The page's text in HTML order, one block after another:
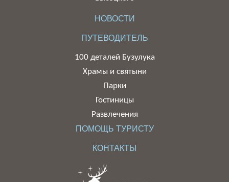
НОВОСТИ
ПУТЕВОДИТЕЛЬ
100 деталей Бузулука
Храмы и святыни
Парки
Гостиницы
Развлечения
ПОМОЩЬ ТУРИСТУ
КОНТАКТЫ